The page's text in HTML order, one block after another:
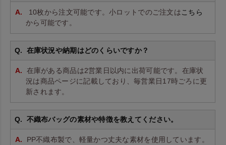
10枚から注文可能です。小ロットでのご注文は こちら
から可能です。
在庫状況や納期はどのくらいですか？
在庫がある商品は2営業日以内に出荷可能です。在庫状
況は商品ページに記載しており、毎営業日17時ごろに更
新されます。
不織布バッグの素材や特徴を教えてください。
PP不織布製で、軽量かつ丈夫な素材を使用しています。